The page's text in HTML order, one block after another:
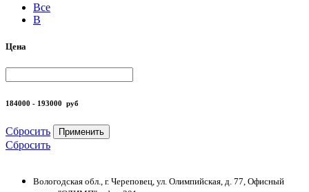
Все
B
Цена
184000 - 193000 руб
Сбросить Применить
Сбросить
Вологодская обл., г. Череповец, ул. Олимпийская, д. 77, Офисный